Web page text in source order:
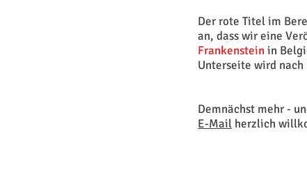
Der rote Titel im
an, dass wir eine
Frankensteinin
Unterseite wird
Demnächst mehr -
E-Mail herzlich